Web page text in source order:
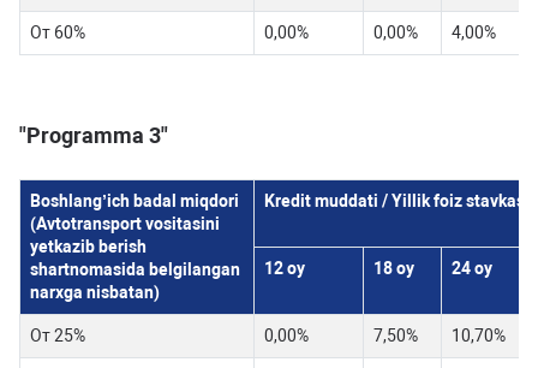
От 60% 0,00% 0,00% 4,00%
"Programma 3"
Boshlang’ich badal miqdori
(Avtotransport vositasini
yetkazib berish
shartnomasida belgilangan
narxga nisbatan)
Kredit muddati / Yillik foiz stavkasi
12 oy 18 oy 24 oy
От 25% 0,00% 7,50% 10,70%